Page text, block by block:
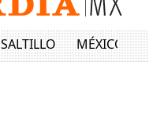
SALTILLO MÉXICO